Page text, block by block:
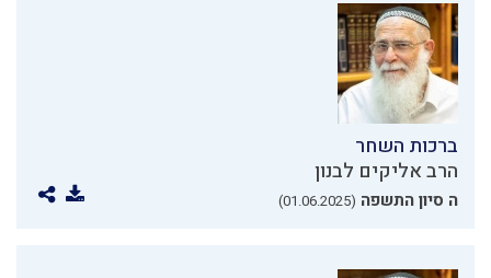
ברכות השחר
הרב אליקים לבנון
ה סיון התשפה (01.06.2025)